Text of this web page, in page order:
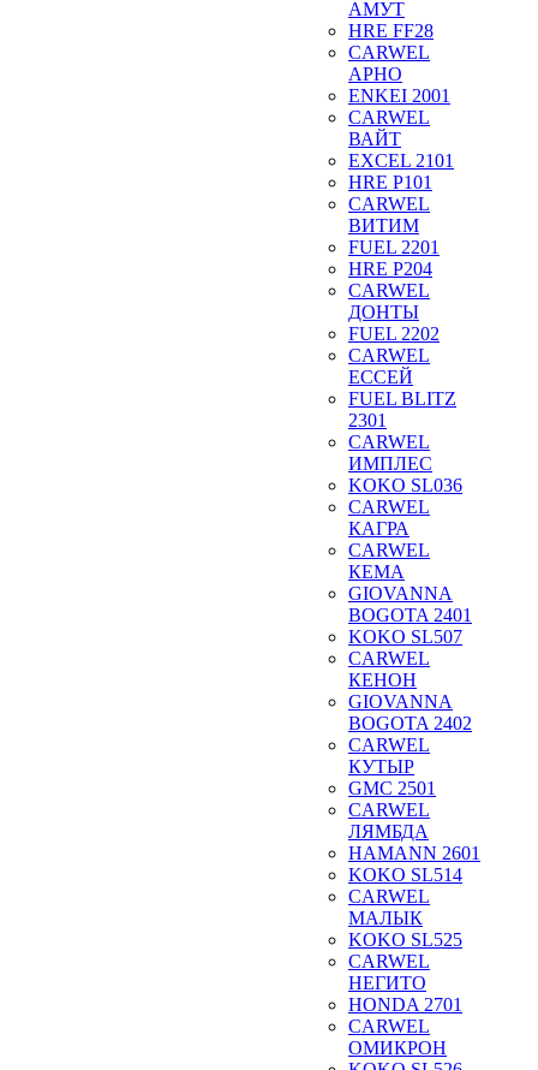
АМУТ
HRE FF28
CARWEL
АРНО
ENKEI 2001
CARWEL
ВАЙТ
EXCEL 2101
HRE P101
CARWEL
ВИТИМ
FUEL 2201
HRE P204
CARWEL
ДОНТЫ
FUEL 2202
CARWEL
ЕССЕЙ
FUEL BLITZ
2301
CARWEL
ИМПЛЕС
KOKO SL036
CARWEL
КАГРА
CARWEL
КЕМА
GIOVANNA
BOGOTA 2401
KOKO SL507
CARWEL
КЕНОН
GIOVANNA
BOGOTA 2402
CARWEL
КУТЫР
GMC 2501
CARWEL
ЛЯМБДА
HAMANN 2601
KOKO SL514
CARWEL
МАЛЫК
KOKO SL525
CARWEL
НЕГИТО
HONDA 2701
CARWEL
ОМИКРОН